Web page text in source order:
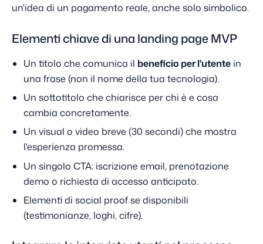
un'idea di un pagamento reale, anche solo simbolico.
Elementi chiave di una landing page MVP
Un titolo che comunica il beneficio per l'utente in
una frase (non il nome della tua tecnologia).
Un sottotitolo che chiarisce per chi è e cosa
cambia concretamente.
Un visual o video breve (30 secondi) che mostra
l'esperienza promessa.
Un singolo CTA: iscrizione email, prenotazione
demo o richiesta di accesso anticipato.
Elementi di social proof se disponibili
(testimonianze, loghi, cifre).